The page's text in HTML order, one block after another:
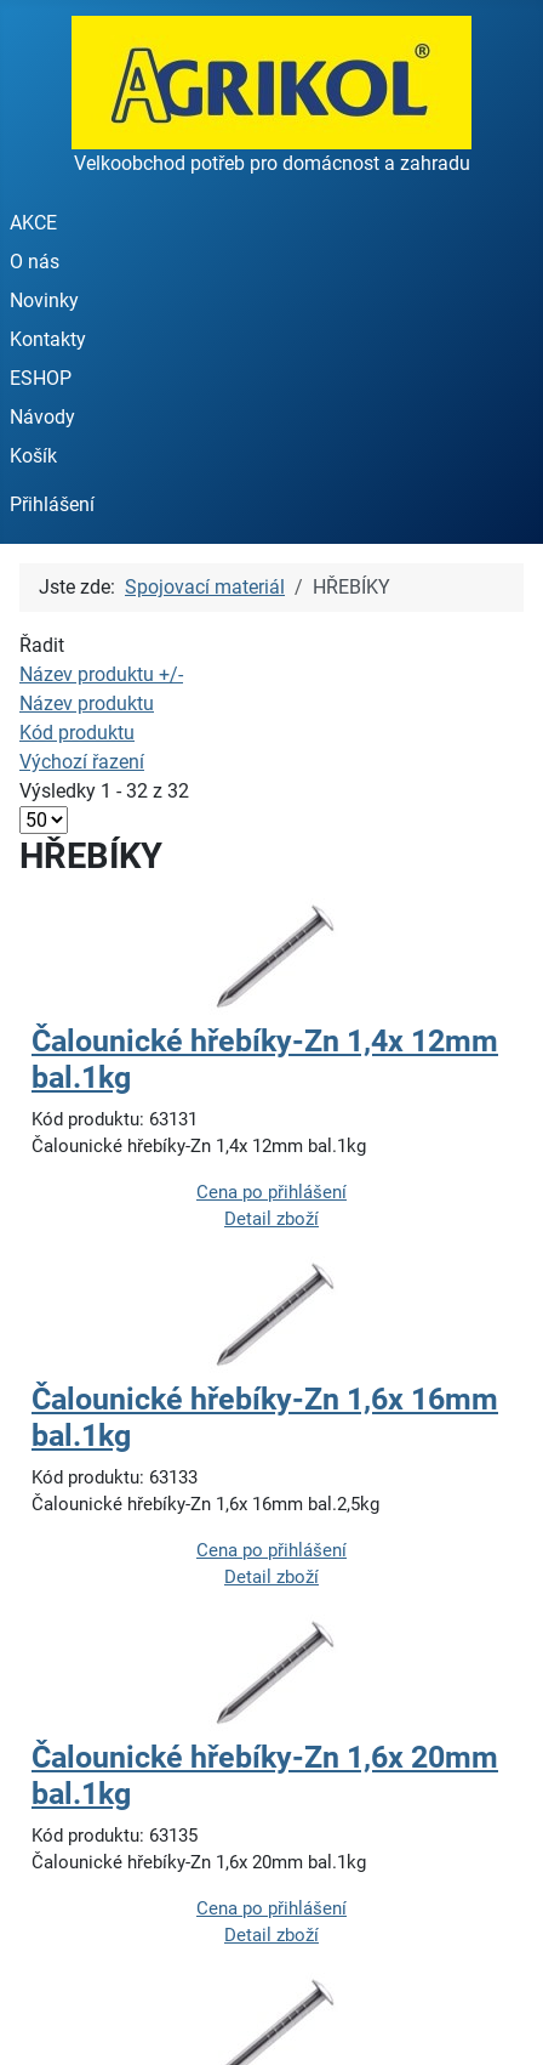
Velkoobchod potřeb pro domácnost a zahradu
AKCE
O nás
Novinky
Kontakty
ESHOP
Návody
Košík
Přihlášení
Jste zde: Spojovací materiál HŘEBÍKY
Řadit
Název produktu +/-
Název produktu
Kód produktu
Výchozí řazení
Výsledky 1 - 32 z 32
HŘEBÍKY
Čalounické hřebíky-Zn 1,4x 12mm
bal.1kg
Kód produktu: 63131
Čalounické hřebíky-Zn 1,4x 12mm bal.1kg
Cena po přihlášení
Detail zboží
Čalounické hřebíky-Zn 1,6x 16mm
bal.1kg
Kód produktu: 63133
Čalounické hřebíky-Zn 1,6x 16mm bal.2,5kg
Cena po přihlášení
Detail zboží
Čalounické hřebíky-Zn 1,6x 20mm
bal.1kg
Kód produktu: 63135
Čalounické hřebíky-Zn 1,6x 20mm bal.1kg
Cena po přihlášení
Detail zboží